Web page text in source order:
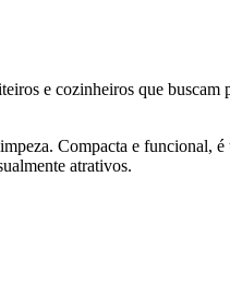
e cozinheiros que
Compacta e funcional,
atrativos.